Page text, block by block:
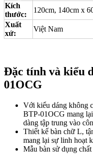
Kích
thước:
120cm, 140cm x
Xuất
xứ:
Việt Nam
Đặc tính và kiểu
01OCG
Với kiểu dáng không
BTP-01OCG mang
dàng tập trung vào
Thiết kế bàn chữ L,
mang lại sự linh hoạt
Mẫu bàn sử dụng